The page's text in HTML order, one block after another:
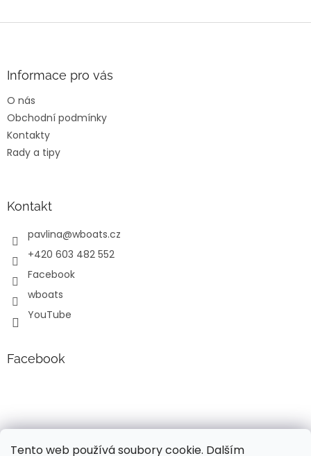
Tento web používá soubory cookie. Dalším
Informace pro vás
O nás
Obchodní podmínky
Kontakty
Rady a tipy
Kontakt
pavlina@wboats.cz
+420 603 482 552
Facebook
wboats
YouTube
Facebook